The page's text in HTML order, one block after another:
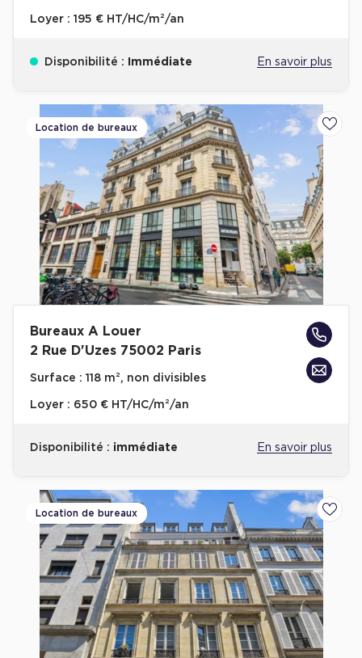
Loyer : 195 € HT/HC/m²/an
Disponibilité : Immédiate En savoir plus
Location de bureaux
Bureaux A Louer
2 Rue D'Uzes 75002 Paris
Surface : 118 m², non divisibles
Loyer : 650 € HT/HC/m²/an
Disponibilité : immédiate En savoir plus
Location de bureaux